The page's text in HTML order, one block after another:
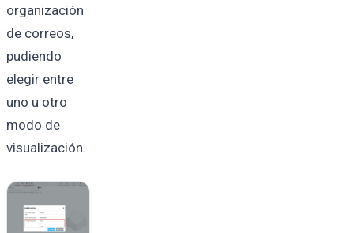
organización
de correos,
pudiendo
elegir entre
uno u otro
modo de
visualización.